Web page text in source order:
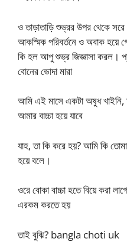
ও তাড়াতাড়ি শুভ্রর উপর থেকে
আকস্মিক পরিবর্তনে ও অবাক হয়ে
কি হল আপু শুভ্র জিজ্ঞাসা করল।
বোনের ভোদা মারা
আমি এই মাসে একটা অষুধ
আমার বাচ্চা হয়ে যাবে
যাহ, তা কি করে হয়? আমি কি
হয়ে বলে।
ওরে বোকা বাচ্চা হতে বিয়ে করা
এরকম করতে হয়
তাই বুঝি? bangla choti uk